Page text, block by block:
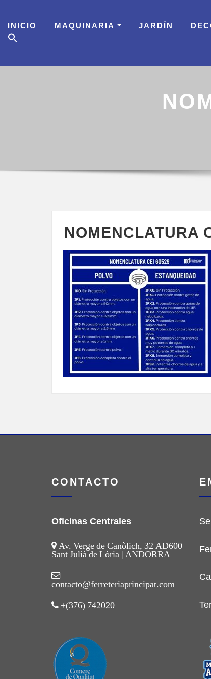
content
INICIO MAQUINARIA JARDÍN
NOMENCLATURA
CONTACTO
Oficinas Centrales
Av. Verge de Canòlich, 32 AD600
Sant Julià de Lòria | ANDORRA
contacto@ferreteriaprincipat.com
+(376) 742020